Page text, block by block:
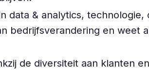
data & analytics, technologie,
bedrijfsverandering en weet
de diversiteit aan klanten